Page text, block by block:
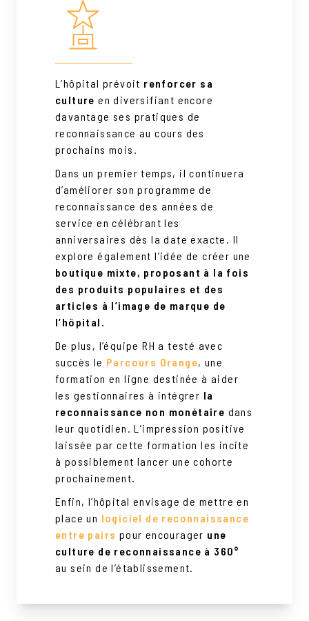
L’hôpital prévoit renforcer sa
culture en diversifiant encore
davantage ses pratiques de
reconnaissance au cours des
prochains mois.
Dans un premier temps, il continuera
d’améliorer son programme de
reconnaissance des années de
service en célébrant les
anniversaires dès la date exacte. Il
explore également l’idée de créer une
boutique mixte, proposant à la fois
des produits populaires et des
articles à l’image de marque de
l’hôpital.
De plus, l’équipe RH a testé avec
succès le Parcours Orange, une
formation en ligne destinée à aider
les gestionnaires à intégrer la
reconnaissance non monétaire dans
leur quotidien. L’impression positive
laissée par cette formation les incite
à possiblement lancer une cohorte
prochainement.
Enfin, l’hôpital envisage de mettre en
place un logiciel de reconnaissance
entre pairs pour encourager une
culture de reconnaissance à 360°
au sein de l’établissement.